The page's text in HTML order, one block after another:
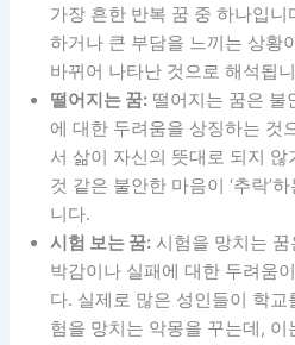
가장 흔한 반복 꿈 중 하나입
하거나 큰 부담을 느끼는 상황
바뀌어 나타난 것으로 해석됩
떨어지는 꿈: 떨어지는 꿈은 불
에 대한 두려움을 상징하는 것
서 삶이 자신의 뜻대로 되지
것 같은 불안한 마음이 ‘추락’
니다.
시험 보는 꿈: 시험을 망치는
박감이나 실패에 대한 두려움
다. 실제로 많은 성인들이 학
험을 망치는 악몽을 꾸는데,